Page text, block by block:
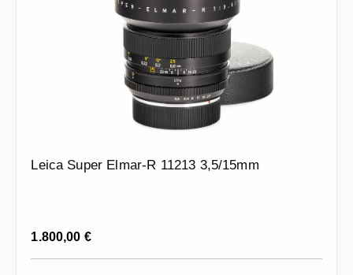
Leica Super Elmar-R 11213 3,5/15mm
Regulärer Preis:
1.800,00 €